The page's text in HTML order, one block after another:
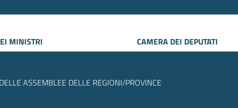
MINISTRI
CAMERA DEI DEPUTATI
ASSEMBLEE DELLE REGIONI/PROVINCE